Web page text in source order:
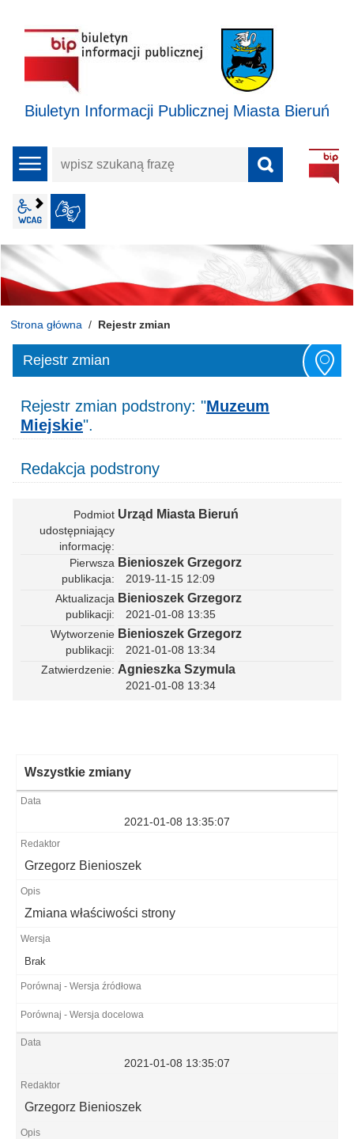
Biuletyn Informacji Publicznej Miasta Bieruń
menu
szukaną
wcag2.1
Strona główna Rejestr zmian
Rejestr zmian
Rejestr zmian podstrony: "Muzeum
Miejskie".
Redakcja podstrony
Podmiot
udostępniający
informację
Urząd Miasta Bieruń
Pierwsza
publikacja
Bienioszek Grzegorz
2019-11-15 12:09
Aktualizacja
publikacji
Bienioszek Grzegorz
2021-01-08 13:35
Wytworzenie
publikacji
Bienioszek Grzegorz
2021-01-08 13:34
Zatwierdzenie Agnieszka Szymula
2021-01-08 13:34
Wszystkie zmiany
2021-01-08 13:35:07
Grzegorz Bienioszek
Zmiana właściwości strony
Brak
2021-01-08 13:35:07
Grzegorz Bienioszek